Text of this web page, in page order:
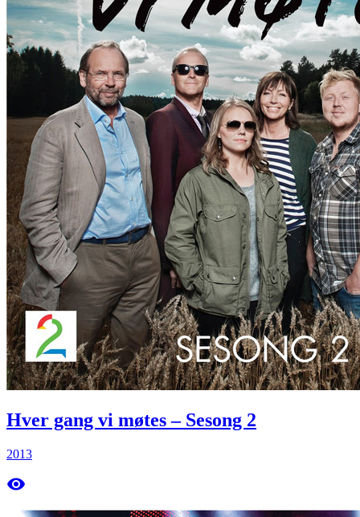
Hver gang vi møtes – Sesong 2
2013
remove_red_eye